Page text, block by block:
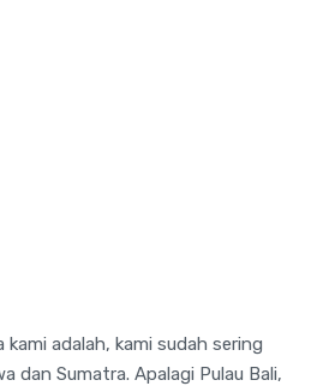
adalah, kami sudah sering
dan Sumatra. Apalagi Pulau Bali,